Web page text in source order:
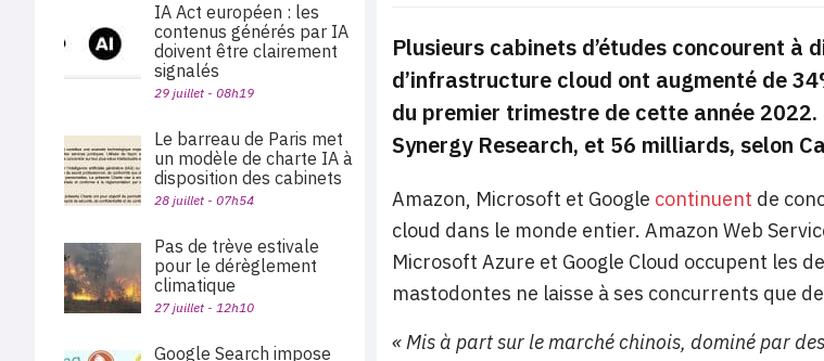
Plusieurs cabinets d’études concourent à
d’infrastructure cloud ont augmenté de
du premier trimestre de cette année
Synergy Research, et 56 milliards, selon
Amazon, Microsoft et Google continuent de
cloud dans le monde entier. Amazon Web
Microsoft Azure et Google Cloud occupent les
mastodontes ne laisse à ses concurrents que
« Mis à part sur le marché chinois, dominé par
IA Act européen : les
contenus générés par IA
doivent être clairement
signalés
29 juillet - 08h19
Le barreau de Paris met
un modèle de charte IA à
disposition des cabinets
28 juillet - 07h54
Pas de trève estivale
pour le dérèglement
climatique
27 juillet - 12h10
Google Search impose